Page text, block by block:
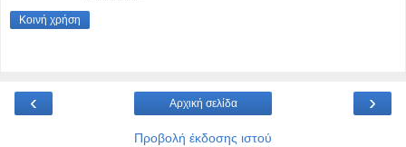
Κοινή χρήση
‹ ›
Αρχική σελίδα
Προβολή έκδοσης ιστού